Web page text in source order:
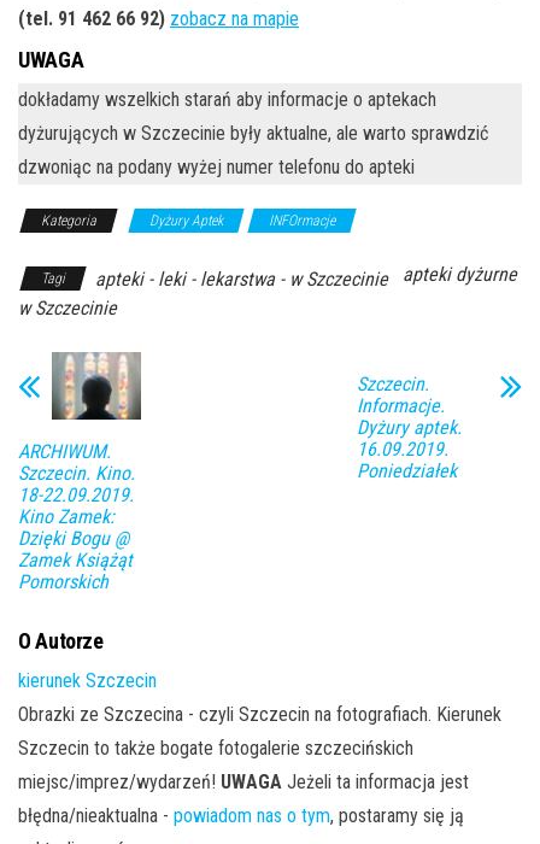
(tel. 91 462 66 92) zobacz na mapie
UWAGA
dokładamy wszelkich starań aby informacje o aptekach
dyżurujących w Szczecinie były aktualne, ale warto sprawdzić
dzwoniąc na podany wyżej numer telefonu do apteki
Kategoria Dyżury Aptek INFOrmacje
Tagi apteki - leki - lekarstwa - w Szczecinie
apteki dyżurne
w Szczecinie
ARCHIWUM.
Szczecin. Kino.
18-22.09.2019.
Kino Zamek:
Dzięki Bogu @
Zamek Książąt
Pomorskich
Szczecin.
Informacje.
Dyżury aptek.
16.09.2019.
Poniedziałek
O Autorze
kierunek Szczecin
Obrazki ze Szczecina - czyli Szczecin na fotografiach. Kierunek
Szczecin to także bogate fotogalerie szczecińskich
miejsc/imprez/wydarzeń! UWAGA Jeżeli ta informacja jest
błędna/nieaktualna - powiadom nas o tym, postaramy się ją